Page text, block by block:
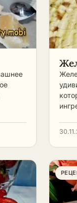
сорбетов и
без